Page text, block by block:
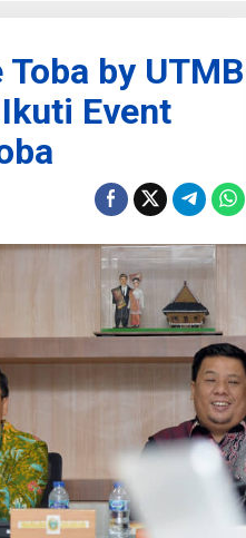
by UTMB
Event